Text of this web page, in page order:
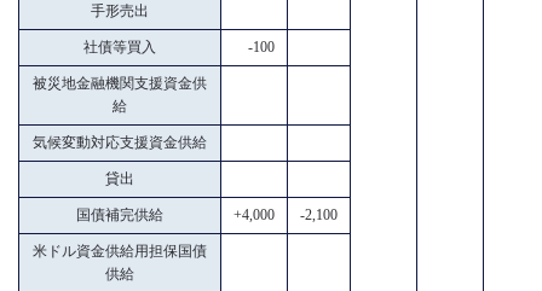
手形売出
社債等買入 -100
被災地金融機関支援資金供
給
気候変動対応支援資金供給
貸出
国債補完供給 +4,000 -2,100
米ドル資金供給用担保国債
供給